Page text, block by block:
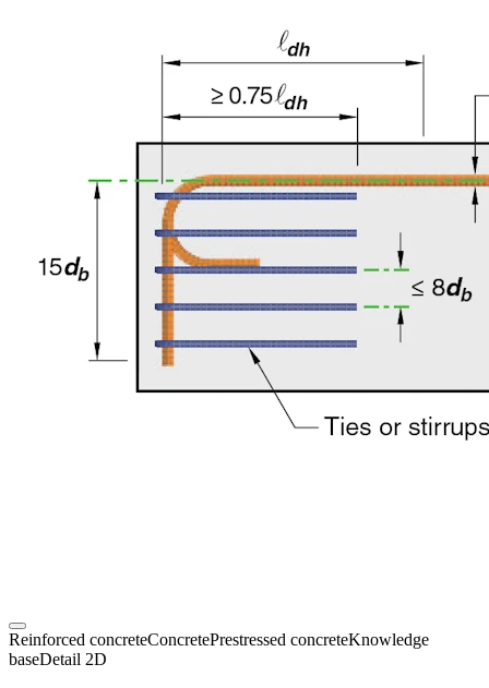
Reinforced concreteConcretePrestressed concreteKnowledge
baseDetail 2D